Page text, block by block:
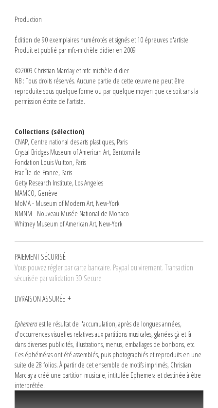
Production
Édition de 90 exemplaires numérotés et signés et 10 épreuves d'artiste
Produit et publié par mfc-michèle didier en 2009
©2009 Christian Marclay et mfc-michèle didier
NB : Tous droits réservés. Aucune partie de cette œuvre ne peut être
reproduite sous quelque forme ou par quelque moyen que ce soit sans la
permission écrite de l'artiste.
Collections (sélection)
CNAP, Centre national des arts plastiques, Paris
Crystal Bridges Museum of American Art, Bentonville
Fondation Louis Vuitton, Paris
Frac Île-de-France, Paris
Getty Research Institute, Los Angeles
MAMCO, Genève
MoMA - Museum of Modern Art, New-York
NMNM - Nouveau Musée National de Monaco
Whitney Museum of American Art, New-York
PAIEMENT SÉCURISÉ
Vous pouvez régler par carte bancaire. Paypal ou virement. Transaction
sécurisée par validation 3D Secure
LIVRAISON ASSURÉE
Ephemeraest le résultat de l'accumulation, après de longues années,
d'occurrences visuelles relatives aux partitions musicales, glanées çà et là
dans diverses publicités, illustrations, menus, emballages de bonbons, etc.
Ces éphéméras ont été assemblés, puis photographiés et reproduits en une
suite de 28 folios. À partir de cet ensemble de motifs imprimés, Christian
Marclay a créé une partition musicale, intitulée Ephemera et destinée à être
interprétée.